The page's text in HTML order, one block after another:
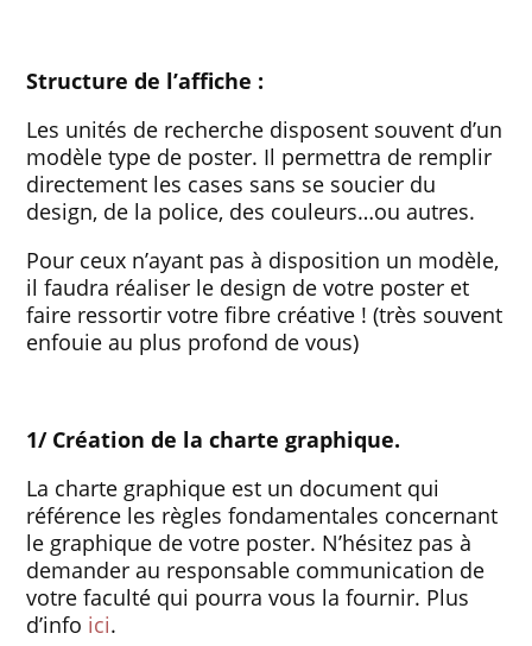
Structure de l’affiche :
Les unités de recherche disposent souvent d’un
modèle type de poster. Il permettra de remplir
directement les cases sans se soucier du
design, de la police, des couleurs…ou autres.
Pour ceux n’ayant pas à disposition un modèle,
il faudra réaliser le design de votre poster et
faire ressortir votre fibre créative ! (très souvent
enfouie au plus profond de vous)
1/ Création de la charte graphique.
La charte graphique est un document qui
référence les règles fondamentales concernant
le graphique de votre poster. N’hésitez pas à
demander au responsable communication de
votre faculté qui pourra vous la fournir. Plus
d’info ici.